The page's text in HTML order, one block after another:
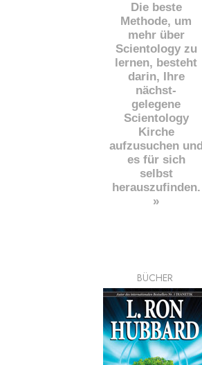
Die beste
Methode, um
mehr über
Scientology zu
lernen, besteht
darin, Ihre
nächst-
gelegene
Scientology
Kirche
aufzusuchen und
es für sich
selbst
herauszufinden.
»
BÜCHER